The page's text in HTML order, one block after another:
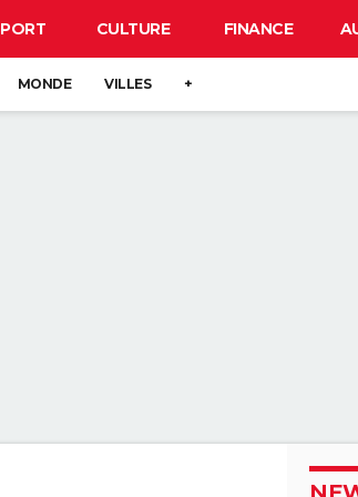
CULTURE FINANCE
MONDE VILLES +